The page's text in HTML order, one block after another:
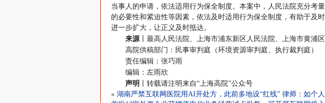
当事人的申请，依法适用行为保全制度。本案中，人民法院充分考
的必要性和紧迫性等因素，依法及时适用行为保全制度，有助于及
进一步扩大，让正义及时抵达。
来源丨最高人民法院、上海市浦东新区人民法院、上海市黄浦
高院供稿部门：民事审判庭（环境资源审判庭、执行裁判庭）
责任编辑：张巧雨
编辑：左雨欣
声明
丨转载请注明来自“上海高院”公众号
« 湖南严禁互联网医院用AI开处方，此前多地设“红线” 律师：如个